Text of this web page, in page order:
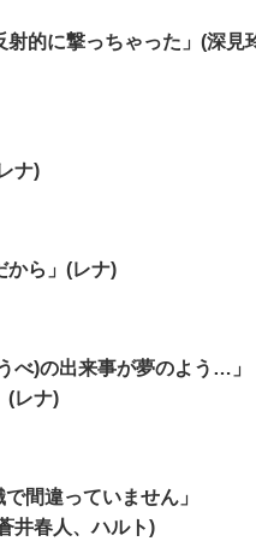
的に撃っちゃった」(深見
ナ)
から」(レナ)
べ)の出来事が夢のよう…」
(レナ)
間違っていません」
井春人、ハルト)